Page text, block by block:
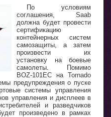
По условиям
соглашения, Saab
должна будет провести
сертификацию
контейнерных систем
самозащиты, а затем
произвести их
установку на боевые
самолеты. Помимо
BOZ-101EC на Tornado
предупреждения о пуске
системы управления
управления и дисплеев в
и разведчиков
произведено в рамках